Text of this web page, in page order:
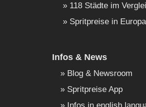
118 Städte im
Spritpreise in Europa
Infos & News
Blog & Newsroom
Spritpreise App